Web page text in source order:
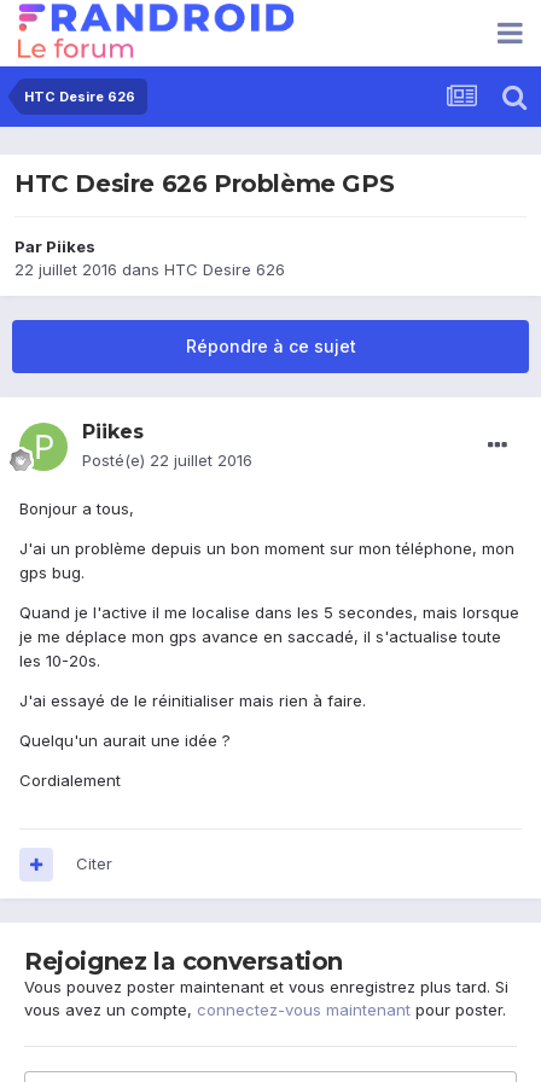
HTC Desire 626
HTC Desire 626 Problème GPS
Par Piikes
22 juillet 2016 dans HTC Desire 626
Répondre à ce sujet
Piikes
Posté(e) 22 juillet 2016
Bonjour a tous,
J'ai un problème depuis un bon moment sur mon téléphone, mon
gps bug.
Quand je l'active il me localise dans les 5 secondes, mais lorsque
je me déplace mon gps avance en saccadé, il s'actualise toute
les 10-20s.
J'ai essayé de le réinitialiser mais rien à faire.
Quelqu'un aurait une idée ?
Cordialement
Citer
Rejoignez la conversation
Vous pouvez poster maintenant et vous enregistrez plus tard. Si
vous avez un compte, connectez-vous maintenant pour poster.